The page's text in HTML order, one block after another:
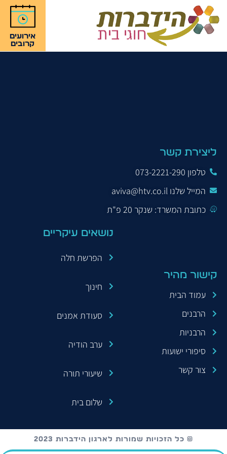
אירועים
קרובים
ליצירת קשר
טלפון 073-2221-290
המייל שלנו aviva@htv.co.il
כתובת המשרד: שנקר 20 פ"ת
קישור מהיר
עמוד הבית
הרבנים
הרבניות
סיפורי ישועות
צור קשר
נושאים עיקריים
הפרשת חלה
חינוך
סעודת אמנים
ערב הודיה
שיעורי תורה
שלום בית
© כל הזכויות שמורות לארגון הידברות 2023